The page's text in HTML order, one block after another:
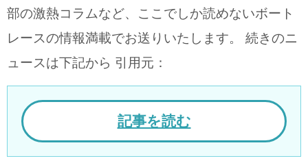
部の激熱コラムなど、ここでしか読めないボート
レースの情報満載でお送りいたします。 続きのニ
ュースは下記から 引用元：
記事を読む